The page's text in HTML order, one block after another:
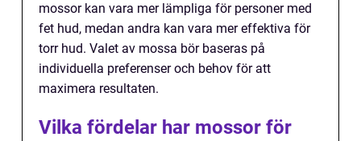
mossor kan vara mer lämpliga för personer med
fet hud, medan andra kan vara mer effektiva för
torr hud. Valet av mossa bör baseras på
individuella preferenser och behov för att
maximera resultaten.
Vilka fördelar har mossor för